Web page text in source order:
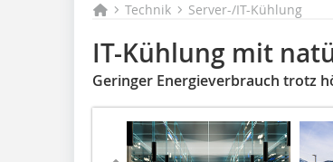
Technik Server-/IT-Kühlung
IT-Kühlung mit
Geringer Energieverbrauch trotz